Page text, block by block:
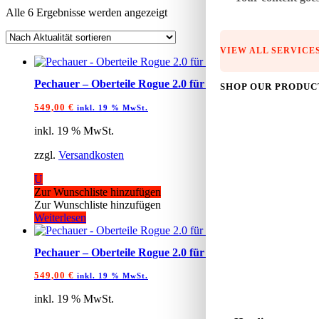
VIEW ALL
SHOP OUR
Alle 6 Ergebnisse werden angezeigtNach
sortiert
Pechauer – Oberteile Rogue 2.0 für Pro S.
549,00 € inkl. 19 % MwSt.
inkl. 19 % MwSt.
zzgl. Versandkosten
U
Zur Wunschliste hinzufügen
Zur Wunschliste hinzufügen
Weiterlesen
Pechauer – Oberteile Rogue 2.0 für Uniloc
549,00 € inkl. 19 % MwSt.
inkl. 19 % MwSt.